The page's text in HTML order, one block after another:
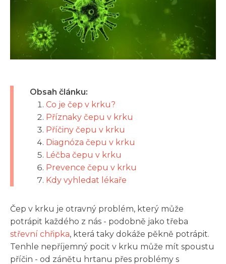
Obsah článku:
Co je čep v krku?
Příznaky čepu v krku
Příčiny čepu v krku
Diagnóza čepu v krku
Léčba čepu v krku
Prevence čepu v krku
Kdy vyhledat lékaře
Čep v krku je otravný problém, který může
potrápit každého z nás - podobně jako třeba
střevní chřipka, která taky dokáže pěkně potrápit.
Tenhle nepříjemný pocit v krku může mít spoustu
příčin - od zánětu hrtanu přes problémy s